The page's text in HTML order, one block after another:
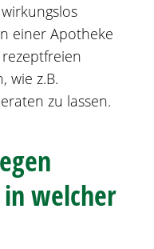
einer Apotheke
, wie z.B.
zu lassen.
welcher